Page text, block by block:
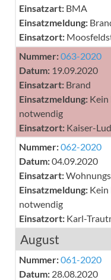
Einsatzart: BMA
Einsatzmeldung:
Einsatzort:
Nummer:063-2020
Datum: 19.09.2020
Einsatzart: Brand
Einsatzmeldung: Kein
notwendig
Einsatzort: Kaiser-
Nummer:062-2020
Datum:04.09.2020
Einsatzart:
Einsatzmeldung: Kein
notwendig
Einsatzort: Karl-
August
Nummer:061-2020
Datum: 28.08.2020